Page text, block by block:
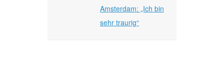
Amsterdam: „Ich bin
sehr traurig“